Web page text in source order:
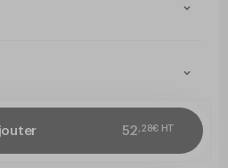
52,28€ HT
Mentions légales Paramétrer mes